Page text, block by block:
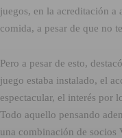
juegos, en la acreditación a
comida, a pesar de que no
Pero a pesar de esto,
juego estaba instalado, el
espectacular, el interés por
Todo aquello pensando
una combinación de socios